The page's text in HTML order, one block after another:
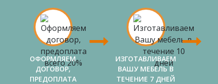
ОФОРМЛЯЕМ
ДОГОВОР,
ПРЕДОПЛАТА
ИЗГОТАВЛИВАЕМ
ВАШУ МЕБЕЛЬ В
ТЕЧЕНИЕ 7 ДНЕЙ